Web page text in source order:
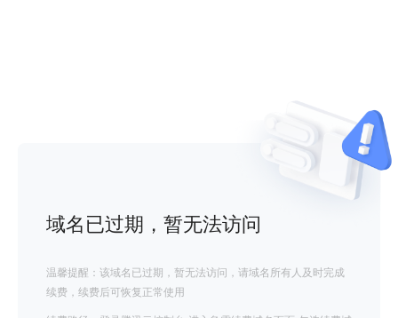
域名已过期，暂无法访问
温馨提醒：该域名已过期，暂无法访问，请域名所有人及时完成
续费，续费后可恢复正常使用